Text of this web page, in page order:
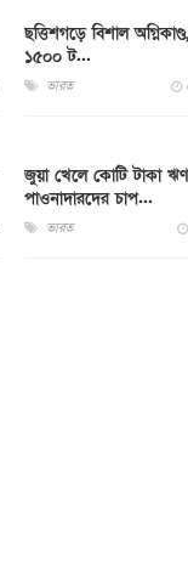
ছত্তিশগড়ে বিশাল
১৫০০ ট...
ভারত
জুয়া খেলে কোটি টাকা
পাওনাদারদের চাপ...
ভারত